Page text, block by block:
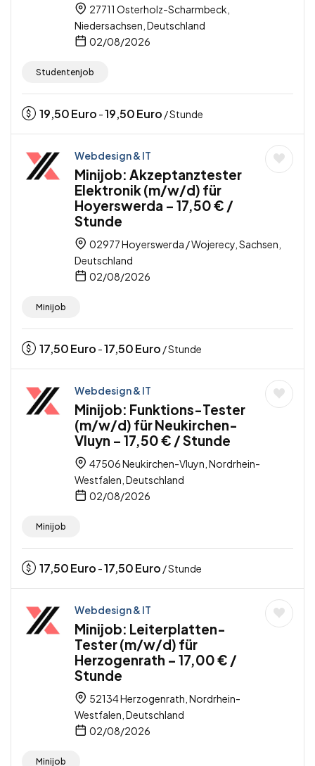
27711 Osterholz-Scharmbeck,
Niedersachsen, Deutschland
02/08/2026
Studentenjob
19,50Euro -19,50Euro / Stunde
Webdesign & IT
Minijob: Akzeptanztester
Elektronik (m/w/d) für
Hoyerswerda – 17,50 € /
Stunde
02977 Hoyerswerda / Wojerecy, Sachsen,
Deutschland
02/08/2026
Minijob
17,50Euro -17,50Euro / Stunde
Webdesign & IT
Minijob: Funktions-Tester
(m/w/d) für Neukirchen-
Vluyn – 17,50 € / Stunde
47506 Neukirchen-Vluyn, Nordrhein-
Westfalen, Deutschland
02/08/2026
Minijob
17,50Euro -17,50Euro / Stunde
Webdesign & IT
Minijob: Leiterplatten-
Tester (m/w/d) für
Herzogenrath – 17,00 € /
Stunde
52134 Herzogenrath, Nordrhein-
Westfalen, Deutschland
02/08/2026
Minijob